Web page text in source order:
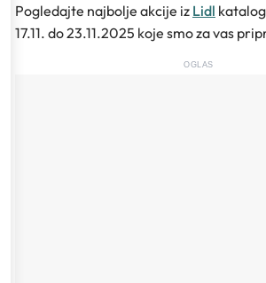
Pogledajte najbolje akcije iz Lidl
17.11. do 23.11.2025 koje smo za vas
OGLAS